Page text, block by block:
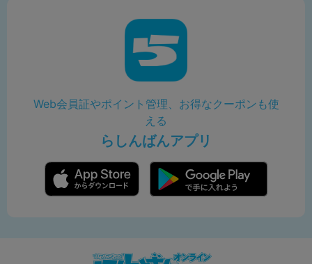
Web会員証やポイント管理、お得なクーポンも使
える
らしんばんアプリ